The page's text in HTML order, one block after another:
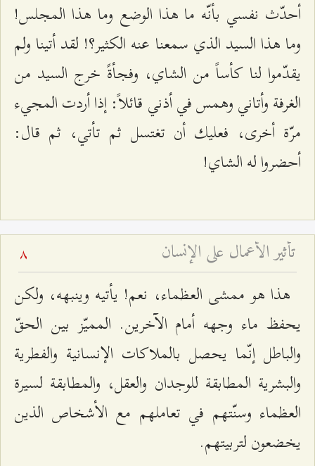
أحدّث نفسي بأنّه ما هذا الوضع وما هذا المجلس!
وما هذا السيد الذي سمعنا عنه الكثير؟! لقد أتينا ولم
يقدّموا لنا كأساً من الشاي، وفجأةً خرج السيد من
الغرفة وأتاني وهمس في أذني قائلاً: إذا أردت المجيء
مرّة أخرى، فعليك أن تغتسل ثم تأتي، ثم قال:
أحضروا له الشاي!
تأثير الأعمال على الإنسان 8
هذا هو ممشى العظماء، نعم! يأتيه وينبهه، ولكن
يحفظ ماء وجهه أمام الآخرين. المميّز بين الحقّ
والباطل إنّما يحصل بالملاكات الإنسانية والفطرية
والبشرية المطابقة للوجدان والعقل، والمطابقة لسيرة
العظماء وسنّتهم في تعاملهم مع الأشخاص الذين
يخضعون لتربيتهم.